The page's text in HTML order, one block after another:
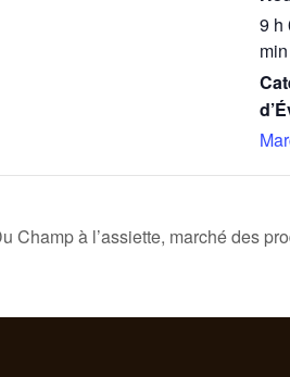
9 h
min
Champ à l’assiette, marché des